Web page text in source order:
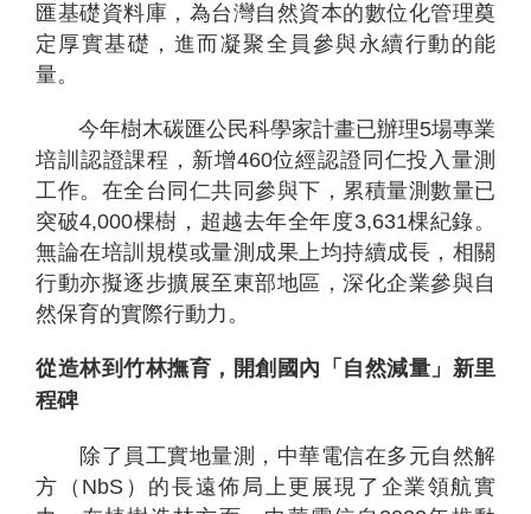
匯基礎資料庫，為台灣自然資本的數位化管理奠
定厚實基礎，進而凝聚全員參與永續行動的能
量。
今年樹木碳匯公民科學家計畫已辦理5場專業
培訓認證課程，新增460位經認證同仁投入量測
工作。在全台同仁共同參與下，累積量測數量已
突破4,000棵樹，超越去年全年度3,631棵紀錄。
無論在培訓規模或量測成果上均持續成長，相關
行動亦擬逐步擴展至東部地區，深化企業參與自
然保育的實際行動力。
從造林到竹林撫育，開創國內「自然減量」新里
程碑
除了員工實地量測，中華電信在多元自然解
方（NbS）的長遠佈局上更展現了企業領航實